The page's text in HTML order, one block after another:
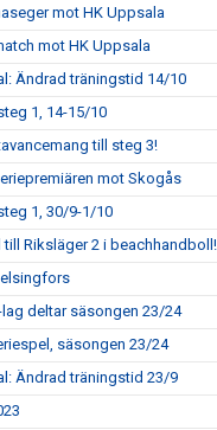
mot HK Uppsala
mot HK Uppsala
Ändrad träningstid 14/10
1, 14-15/10
till steg 3!
mot Skogås
1, 30/9-1/10
Riksläger 2 i beachhandboll!
lag deltar säsongen 23/24
säsongen 23/24
Ändrad träningstid 23/9